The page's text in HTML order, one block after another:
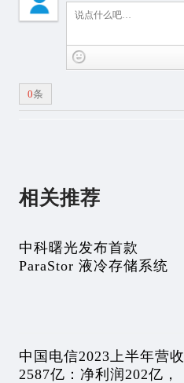
0条
相关推荐
中科曙光发布首款
ParaStor 液冷存储系统
中国电信2023上半年营收
2587亿：净利润202亿，